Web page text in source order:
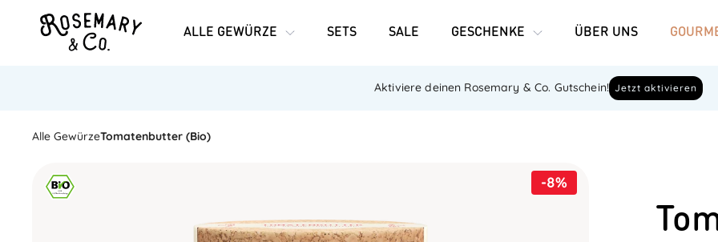
ALLE GEWÜRZE SETS SALE GESCHENKE ÜBER UNS
Aktiviere deinen Rosemary & Co. Gutschein! Jetzt aktivieren
Alle GewürzeTomatenbutter (Bio)
-8%